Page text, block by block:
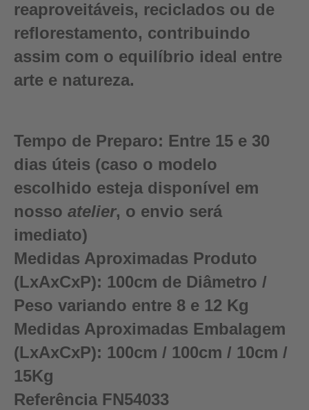
reaproveitáveis, reciclados ou de
reflorestamento, contribuindo
assim com o equilíbrio ideal entre
arte e natureza.
Tempo de Preparo: Entre 15 e 30
dias úteis (caso o modelo
escolhido esteja disponível em
nosso atelier, o envio será
imediato)
Medidas Aproximadas Produto
(LxAxCxP): 100cm de Diâmetro /
Peso variando entre 8 e 12 Kg
Medidas Aproximadas Embalagem
(LxAxCxP): 100cm / 100cm / 10cm /
15Kg
ReferênciaFN54033